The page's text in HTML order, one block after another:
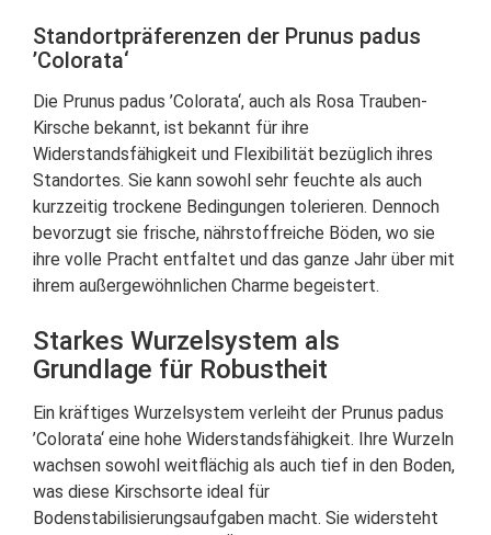
Standortpräferenzen der Prunus padus
’Colorata‘
Die Prunus padus ’Colorata‘, auch als Rosa Trauben-
Kirsche bekannt, ist bekannt für ihre
Widerstandsfähigkeit und Flexibilität bezüglich ihres
Standortes. Sie kann sowohl sehr feuchte als auch
kurzzeitig trockene Bedingungen tolerieren. Dennoch
bevorzugt sie frische, nährstoffreiche Böden, wo sie
ihre volle Pracht entfaltet und das ganze Jahr über mit
ihrem außergewöhnlichen Charme begeistert.
Starkes Wurzelsystem als
Grundlage für Robustheit
Ein kräftiges Wurzelsystem verleiht der Prunus padus
’Colorata‘ eine hohe Widerstandsfähigkeit. Ihre Wurzeln
wachsen sowohl weitflächig als auch tief in den Boden,
was diese Kirschsorte ideal für
Bodenstabilisierungsaufgaben macht. Sie widersteht